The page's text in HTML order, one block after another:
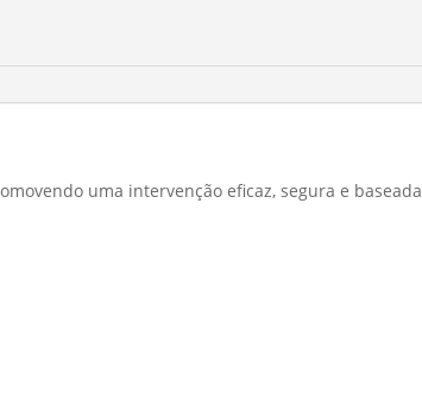
uma intervenção eficaz, segura e baseada